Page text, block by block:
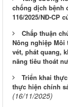
chống dịch bệnh
116/2025/NĐ-CP
Chấp thuận
Nông nghiệp
vét, phát quang,
năng tiêu thoát
Triển khai
thực hiện chính
(16/11/2025)